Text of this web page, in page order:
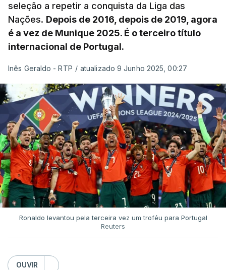
seleção a repetir a conquista da Liga das
Nações. Depois de 2016, depois de 2019, agora
é a vez de Munique 2025. É o terceiro título
internacional de Portugal.
Inês Geraldo - RTP / atualizado 9 Junho 2025, 00:27
Ronaldo levantou pela terceira vez um troféu para Portugal
Reuters
OUVIR